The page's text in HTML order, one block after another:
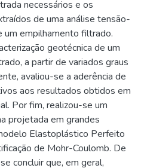
necessários e os
de uma análise tensão-
um empilhamento filtrado.
geotécnica de um
a partir de variados graus
avaliou-se a aderência de
aos resultados obtidos em
Por fim, realizou-se um
projetada em grandes
Elastoplástico Perfeito
de Mohr-Coulomb. De
concluir que, em geral,